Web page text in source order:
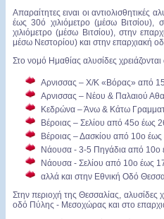
Απαραίτητες ειναι οι
έως 30ό χιλιόμετρο (μέσω
χιλιόμετρο (μέσω Βιτσίου), στην
μέσω Νεστορίου) και στην επαρχιακή
Στο νομό Ημαθίας αλυσίδες
Αρνισσας – Χ/Κ «Βόρας» από
Αρνισσας – Νέου & Παλαιού
Κεδρώνα – Άνω & Κάτω
Βέροιας – Σελίου από 45ο έως
Βέροιας – Δασκίου από 10ο
Νάουσα - 3-5 Πηγάδια από 10ο
Νάουσα - Σελίου από 10ο έως
αλλά και στην Εθνική Οδό
Στην περιοχή της Θεσσαλίας, αλυσίδες
οδό Πύλης - Μεσοχώρας και στο